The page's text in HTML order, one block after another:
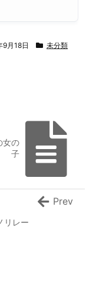
月18日 未分類
女の
子
リレー
Prev